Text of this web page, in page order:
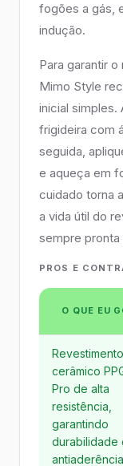
fogões a gás,
indução.
Para garantir
Mimo Style
inicial simples.
frigideira com
seguida,
e aqueça em
cuidado torna
a vida útil do
sempre pronta
PROS E
O QUE EU
Revestimento
cerâmico
Pro de alta
resistência,
garantindo
durabilidade